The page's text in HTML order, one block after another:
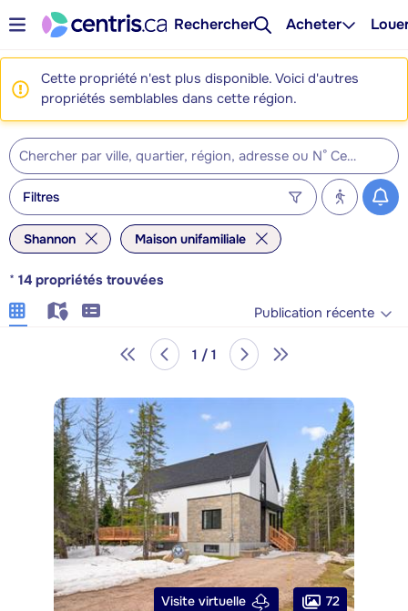
Rechercher Acheter
Cette propriété n'est plus disponible. Voici d'autres
propriétés semblables dans cette région.
Filtres
Shannon Maison unifamiliale
* 14 propriétés trouvées
Publication récente
1 / 1
Visite virtuelle 72